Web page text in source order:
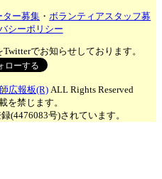
ター募集 ・ボランティアスタッフ募
シーポリシー
でお知らせしております。
広報板(R)ALL Rights Reserved
を禁じます。
(4476083号)されています。